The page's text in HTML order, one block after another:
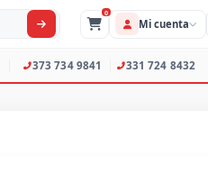
Servicios Profesionales